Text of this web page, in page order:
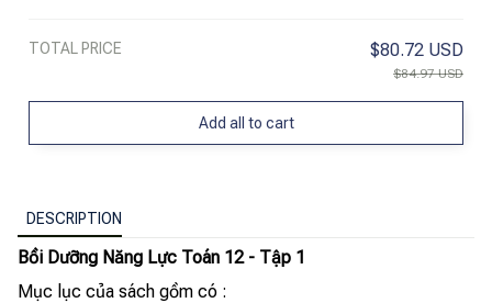
TOTAL PRICE $80.72 USD
$84.97 USD
Add all to cart
DESCRIPTION
Bồi Dưỡng Năng Lực Toán 12 - Tập 1
Mục lục của sách gồm có :